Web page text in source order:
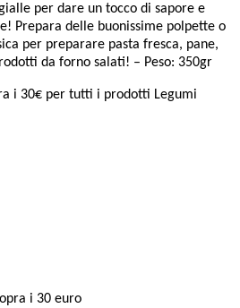
per dare un tocco di sapore e
Prepara delle buonissime polpette o
per preparare pasta fresca, pane,
da forno salati! – Peso: 350gr
i 30€ per tutti i prodotti Legumi
i 30 euro